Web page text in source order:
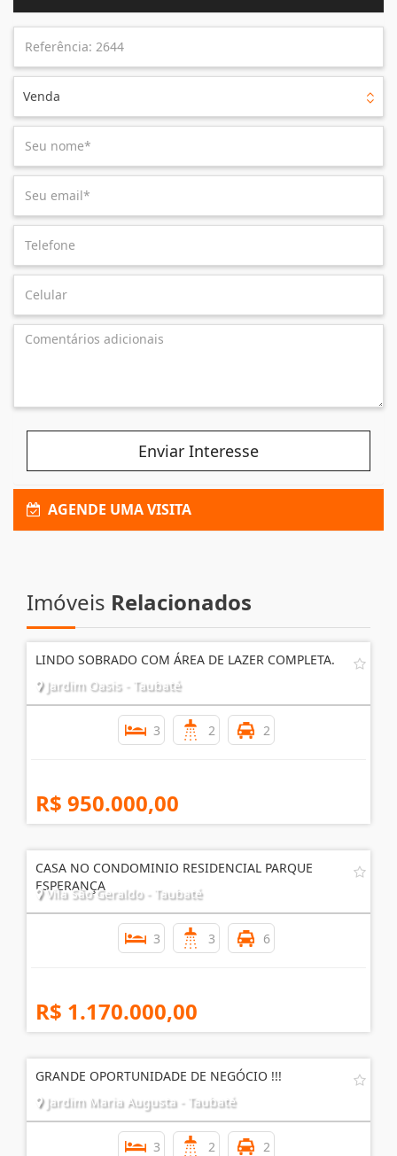
Venda
Enviar Interesse
AGENDE UMA VISITA
Imóveis Relacionados
LINDO SOBRADO COM ÁREA DE LAZER COMPLETA.
Jardim Oasis - Taubaté
3 2 2
R$ 950.000,00
CASA NO CONDOMINIO RESIDENCIAL PARQUE
ESPERANÇA
Vila São Geraldo - Taubaté
3 3 6
R$ 1.170.000,00
GRANDE OPORTUNIDADE DE NEGÓCIO !!!
Jardim Maria Augusta - Taubaté
3 2 2